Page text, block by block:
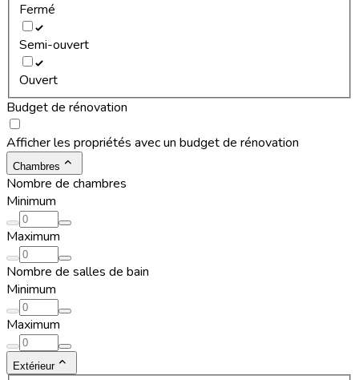
Fermé
Semi-ouvert
Ouvert
Budget de rénovation
Afficher les propriétés avec un budget de rénovation
Chambres
Nombre de chambres
Minimum
Maximum
Nombre de salles de bain
Minimum
Maximum
Extérieur